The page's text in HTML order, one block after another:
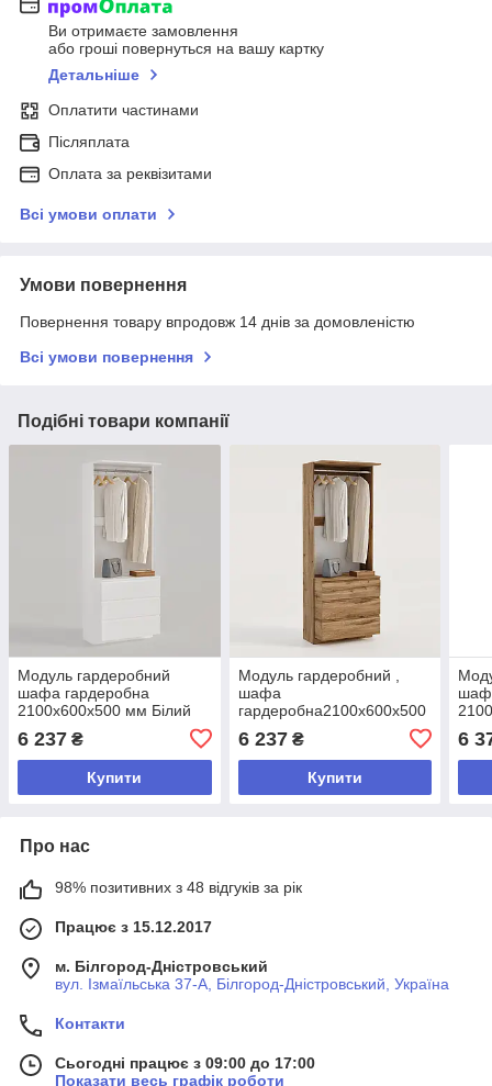
Ви отримаєте замовлення
або гроші повернуться на вашу картку
Детальніше
Оплатити частинами
Післяплата
Оплата за реквізитами
Всі умови оплати
Умови повернення
Повернення товару впродовж 14 днів за домовленістю
Всі умови повернення
Подібні товари компанії
Модуль гардеробний
шафа гардеробна
2100х600х500 мм Білий
6 237 ₴
Купити
Модуль гардеробний ,
шафа
гардеробна2100х600х500
6 237₴
Купити
6
Про нас
98% позитивних з 48 відгуків за рік
Працює з 15.12.2017
м. Білгород-Дністровський
вул. Ізмаїльська 37-А, Білгород-Дністровський, Україна
Контакти
Сьогодні працює з 09:00 до 17:00
Показати весь графік роботи